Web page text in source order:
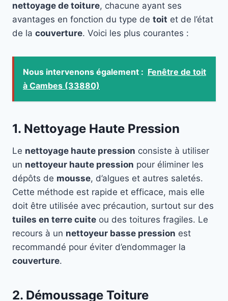
nettoyage de toiture, chacune ayant ses
avantages en fonction du type de toit et de l’état
de la couverture. Voici les plus courantes :
Nous intervenons également : Fenêtre de toit
à Cambes (33880)
1. Nettoyage Haute Pression
Le nettoyage haute pression consiste à utiliser
un nettoyeur haute pression pour éliminer les
dépôts de mousse, d’algues et autres saletés.
Cette méthode est rapide et efficace, mais elle
doit être utilisée avec précaution, surtout sur des
tuiles en terre cuite ou des toitures fragiles. Le
recours à un nettoyeur basse pression est
recommandé pour éviter d’endommager la
couverture.
2. Démoussage Toiture